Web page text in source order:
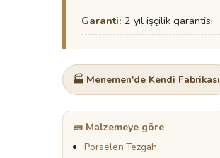
Garanti: 2 yıl işçilik garantisi
🏭 Menemen'de Kendi Fabrikası
🧱 Malzemeye göre
Porselen Tezgah